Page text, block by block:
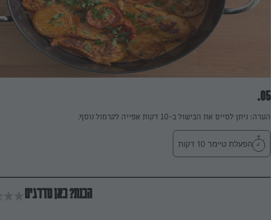
05.
הערה: ניתן לסיים את הבישול ב-10 דקות אפייה לקרמול נוסף.
הפעלת טיימר 10 דקות
הכנת? כאן מדרגים